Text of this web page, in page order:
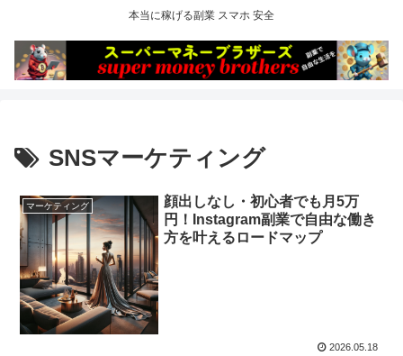
本当に稼げる副業 スマホ 安全
SNSマーケティング
マーケティング
顔出しなし・初心者でも月5万
円！Instagram副業で自由な働き
方を叶えるロードマップ
2026.05.18